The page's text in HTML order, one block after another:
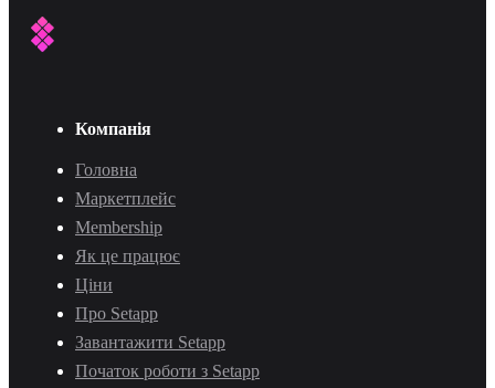
Компанія
Головна
Маркетплейс
Membership
Як це працює
Ціни
Про Setapp
Завантажити Setapp
Початок роботи з Setapp